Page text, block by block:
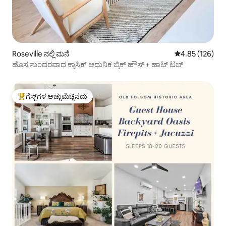
Roseville ನಲ್ಲಿ ಮನೆ 5 ರಲ್ಲಿ 4.85
4.85 (126)
ಹೊಸ ಸುಂದರವಾದ ಕ್ಲಾಸಿಕ್ ಆಧುನಿಕ ಬ್ರಿಕ್ ಹೌಸ್ + ಹಾಟ್ ಟಬ್
ಗೆಸ್ಟ್‌ಗಳಿಗೆ ಅತಿ ಹೆಚ್ಚು ಅಚ್ಚುಮೆಚ್ಚಿನದು
ಗೆಸ್ಟ್‌ಗಳ ಅಚ್ಚುಮೆಚ್ಚಿನದು